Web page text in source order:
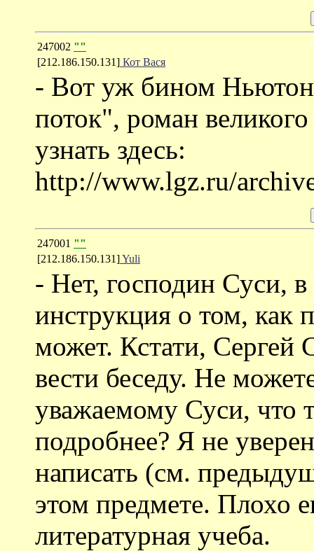
247002 ""
[212.186.150.131] Кот Вася
- Вот уж бином
поток", роман
узнать здесь:
http://www.lgz.ru/
247001 ""
[212.186.150.131]Yuli
- Нет, господин Суси, в
инструкция о том, как
может. Кстати, Сергей
вести беседу. Не
уважаемому Суси, что
подробнее? Я не
написать (см.
этом предмете. Плохо
литературная учеба.